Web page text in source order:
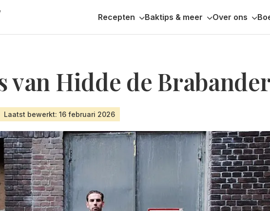
Recepten Baktips & meer Over ons
van Hidde de
Laatst bewerkt: 16 februari 2026